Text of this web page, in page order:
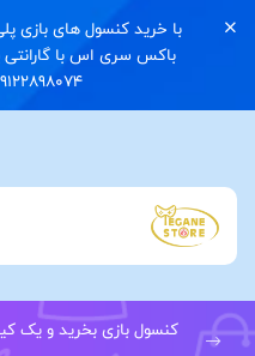
باکس سری اس با
02166703648
کنسول بازی بخرید و یک